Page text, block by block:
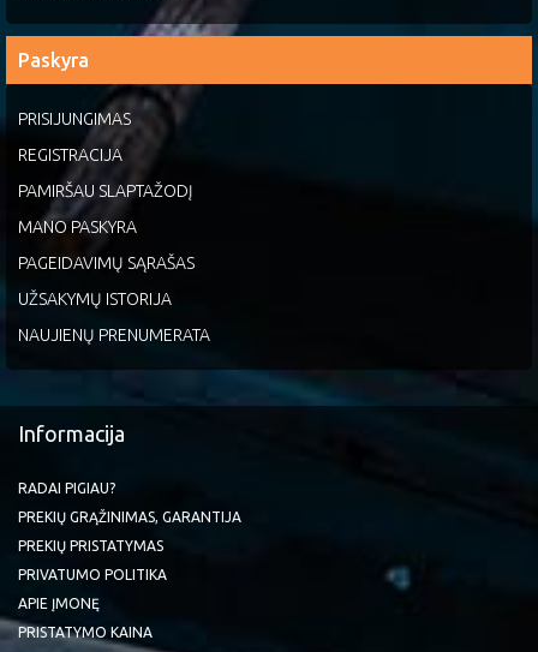
Paskyra
PRISIJUNGIMAS
REGISTRACIJA
PAMIRŠAU SLAPTAŽODĮ
MANO PASKYRA
PAGEIDAVIMŲ SĄRAŠAS
UŽSAKYMŲ ISTORIJA
NAUJIENŲ PRENUMERATA
Informacija
RADAI PIGIAU?
PREKIŲ GRĄŽINIMAS, GARANTIJA
PREKIŲ PRISTATYMAS
PRIVATUMO POLITIKA
APIE ĮMONĘ
PRISTATYMO KAINA